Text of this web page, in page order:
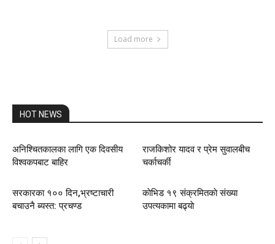
Load more
HOT NEWS
अनिश्चितकालका लागि एक दिवसीय
विश्वकपबाट बाहिर
राजकिशोर यादव र प्रेम सुवालबीच
चर्काचर्की
सरकारका १०० दिन,भ्रष्टाचारी
बचाउनै ब्यस्त: प्रचण्ड
काेभिड १९ संक्रमितकाे संख्या
उपत्यकामा बढ्याे